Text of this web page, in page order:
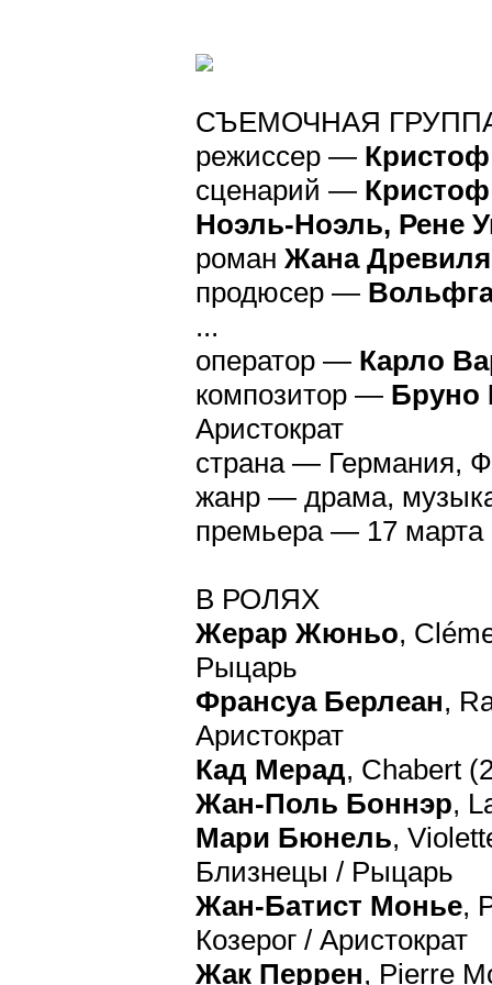
СЪЕМОЧНАЯ
режиссер —
сценарий —
Ноэль-Ноэль, Рене
роман Жана Древиля
продюсер —
...
оператор — Карло
композитор — Бруно
Аристократ
страна — Германия,
жанр — драма,
премьера — 17 марта
В РОЛЯХ
Жерар Жюньо,
Рыцарь
Франсуа Берлеан,
Аристократ
Кад Мерад, Chabert
Жан-Поль Боннэр,
Мари Бюнель,
Близнецы / Рыцарь
Жан-Батист Монье,
Козерог / Аристократ
Жак Перрен, Pierre